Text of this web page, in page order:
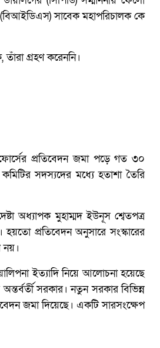
(বিআইডিএস) সাবেক মহাপরিচালক কে
তাঁরা গ্রহণ করেননি।
প্রতিবেদন জমা পড়ে গত ৩০
সদস্যদের মধ্যে হতাশা তৈরি
অধ্যাপক মুহাম্মদ ইউনূস শ্বেতপত্র
হয়তো প্রতিবেদন অনুসারে সংস্কারের
নয়।
ইত্যাদি নিয়ে আলোচনা হয়েছে
সরকার। নতুন সরকার বিভিন্ন
জমা দিয়েছে। একটি সারসংক্ষেপ